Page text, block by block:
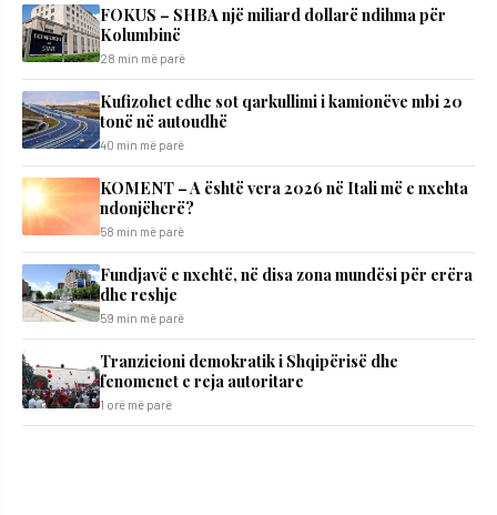
FOKUS – SHBA një miliard dollarë ndihma për
Kolumbinë
28 min më parë
Kufizohet edhe sot qarkullimi i kamionëve mbi 20
tonë në autoudhë
40 min më parë
KOMENT – A është vera 2026 në Itali më e nxehta
ndonjëherë?
58 min më parë
Fundjavë e nxehtë, në disa zona mundësi për erëra
dhe reshje
59 min më parë
Tranzicioni demokratik i Shqipërisë dhe
fenomenet e reja autoritare
1 orë më parë